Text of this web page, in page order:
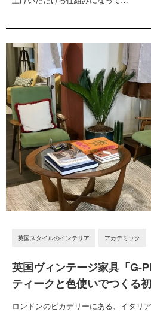
英国スタイルのインテリア アカデミック
英国ヴィンテージ家具「G-
ティークと色使いでつくる
ロンドンのピカデリーにある、イタリ